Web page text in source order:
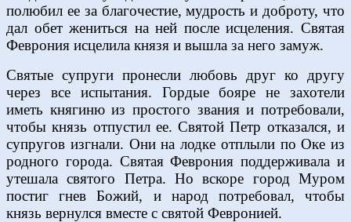
полюбил ее за благочестие, мудрость и доброту, что
дал обет жениться на ней после исцеления. Святая
Феврония исцелила князя и вышла за него замуж.
Святые супруги пронесли любовь друг ко другу
через все испытания. Гордые бояре не захотели
иметь княгиню из простого звания и потребовали,
чтобы князь отпустил ее. Святой Петр отказался, и
супругов изгнали. Они на лодке отплыли по Оке из
родного города. Святая Феврония поддерживала и
утешала святого Петра. Но вскоре город Муром
постиг гнев Божий, и народ потребовал, чтобы
князь вернулся вместе с святой Февронией.